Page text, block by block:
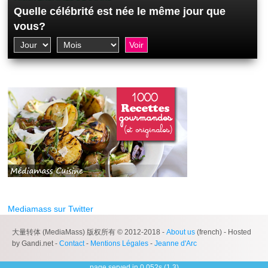
Quelle célébrité est née le même jour que
vous?
Mediamass sur Twitter
大量转体 (MediaMass) 版权所有 © 2012-2018 - About us (french) - Hosted
by Gandi.net - Contact- Mentions Légales - Jeanne d'Arc